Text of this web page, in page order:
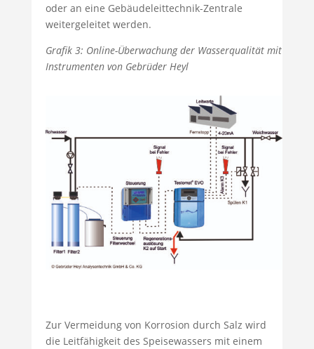
oder an eine Gebäudeleittechnik-Zentrale
weitergeleitet werden.
Grafik 3: Online-Überwachung der Wasserqualität mit
Instrumenten von Gebrüder Heyl
Zur Vermeidung von Korrosion durch Salz wird
die Leitfähigkeit des Speisewassers mit einem